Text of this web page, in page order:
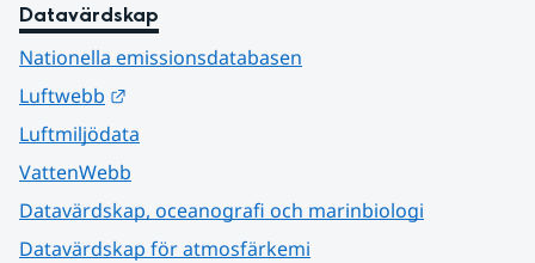
Datavärdskap
Nationella emissionsdatabasen
Luftwebb
Luftmiljödata
VattenWebb
Datavärdskap, oceanografi och marinbiologi
Datavärdskap för atmosfärkemi